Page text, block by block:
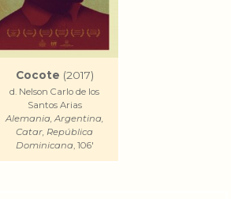
Cocote (2017)
d. Nelson Carlo de los
Santos Arias
Alemania, Argentina,
Catar, República
Dominicana, 106'